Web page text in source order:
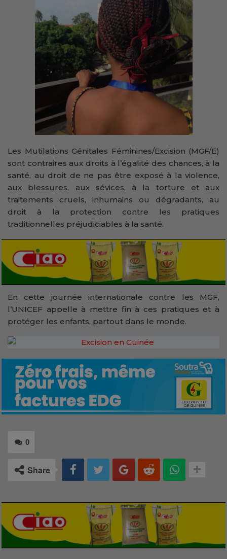
Les Mutilations Génitales Féminines/Excision (MGF/E)
sont contraires aux droits à l’égalité des chances, à la
santé, au droit de ne pas être exposé à la violence,
aux blessures, aux sévices, à la torture et aux
traitements cruels, inhumains ou dégradants, au
droit à la protection contre les pratiques
traditionnelles préjudiciables à la santé.
En cette journée internationale contre les MGF,
l’UNICEF appelle à mettre fin à ces pratiques et à
protéger les enfants, partout dans le monde.
0
Share